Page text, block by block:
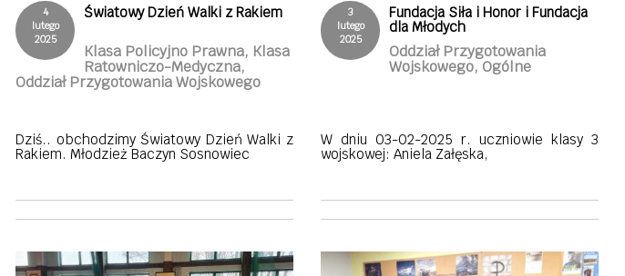
4
lutego
2025
Światowy Dzień Walki z Rakiem
Klasa Policyjno Prawna, Klasa
Ratowniczo-Medyczna,
Oddział Przygotowania Wojskowego
Dziś.. obchodzimy Światowy Dzień Walki z
Rakiem. Młodzież Baczyn Sosnowiec
3
lutego
2025
Fundacja Siła i Honor i Fundacja
dla Młodych
Oddział Przygotowania
Wojskowego, Ogólne
W dniu 03-02-2025 r. uczniowie klasy 3
wojskowej: Aniela Załęska,